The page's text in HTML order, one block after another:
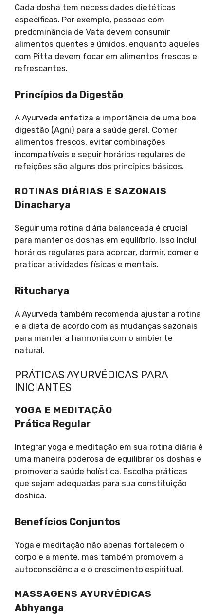
Cada dosha tem necessidades dietéticas
específicas. Por exemplo, pessoas com
predominância de Vata devem consumir
alimentos quentes e úmidos, enquanto aqueles
com Pitta devem focar em alimentos frescos e
refrescantes.
Princípios da Digestão
A Ayurveda enfatiza a importância de uma boa
digestão (Agni) para a saúde geral. Comer
alimentos frescos, evitar combinações
incompatíveis e seguir horários regulares de
refeições são alguns dos princípios básicos.
ROTINAS DIÁRIAS E SAZONAIS
Dinacharya
Seguir uma rotina diária balanceada é crucial
para manter os doshas em equilíbrio. Isso inclui
horários regulares para acordar, dormir, comer e
praticar atividades físicas e mentais.
Ritucharya
A Ayurveda também recomenda ajustar a rotina
e a dieta de acordo com as mudanças sazonais
para manter a harmonia com o ambiente
natural.
PRÁTICAS AYURVÉDICAS PARA
INICIANTES
YOGA E MEDITAÇÃO
Prática Regular
Integrar yoga e meditação em sua rotina diária é
uma maneira poderosa de equilibrar os doshas e
promover a saúde holística. Escolha práticas
que sejam adequadas para sua constituição
doshica.
Benefícios Conjuntos
Yoga e meditação não apenas fortalecem o
corpo e a mente, mas também promovem a
autoconsciência e o crescimento espiritual.
MASSAGENS AYURVÉDICAS
Abhyanga